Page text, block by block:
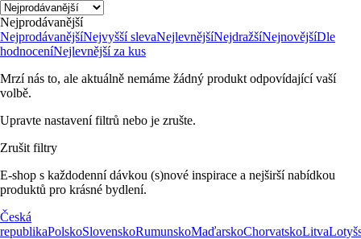
Nejprodávanější
NejprodávanějšíNejvyšší slevaNejlevnějšíNejdražšíNejnovějšíDle
hodnoceníNejlevnější za kus
Mrzí nás to, ale aktuálně nemáme žádný produkt odpovídající vaší
volbě.
Upravte nastavení filtrů nebo je zrušte.
Zrušit filtry
E-shop s každodenní dávkou (s)nové inspirace a nejširší nabídkou
produktů pro krásné bydlení.
Česká
republikaPolskoSlovenskoRumunskoMaďarskoChorvatskoLitva